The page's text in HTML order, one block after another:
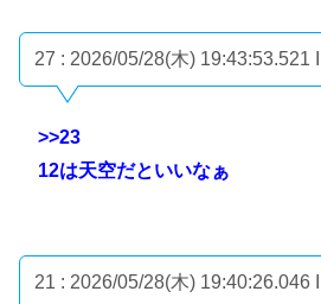
27 : 2026/05/28(木) 19:43:53.521
>>23
12は天空だといいなぁ
21 : 2026/05/28(木) 19:40:26.046